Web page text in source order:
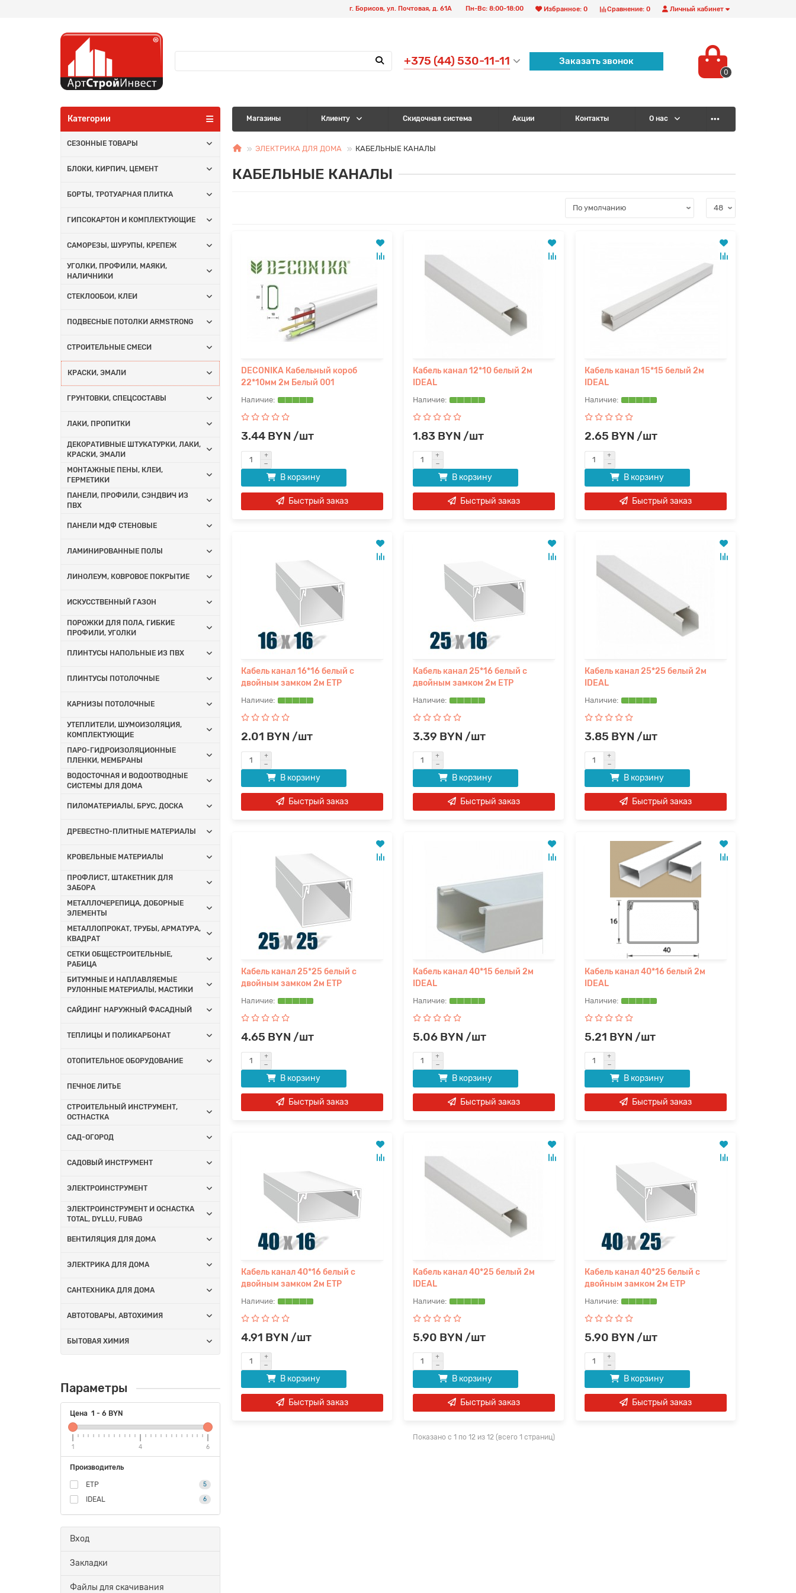
Личный кабинет
Сравнение: 0
Избранное: 0
г. Борисов, ул. Почтовая, д. 61А Пн-Вс: 8:00-18:00
+375 (44) 530-11-11 Заказать звонок
0
Категории
СЕЗОННЫЕ ТОВАРЫ
БЛОКИ, КИРПИЧ, ЦЕМЕНТ
БОРТЫ, ТРОТУАРНАЯ ПЛИТКА
ГИПСОКАРТОН И КОМПЛЕКТУЮЩИЕ
САМОРЕЗЫ, ШУРУПЫ, КРЕПЕЖ
УГОЛКИ, ПРОФИЛИ, МАЯКИ,
НАЛИЧНИКИ
СТЕКЛООБОИ, КЛЕИ
ПОДВЕСНЫЕ ПОТОЛКИ ARMSTRONG
СТРОИТЕЛЬНЫЕ СМЕСИ
КРАСКИ, ЭМАЛИ
ГРУНТОВКИ, СПЕЦСОСТАВЫ
ЛАКИ, ПРОПИТКИ
ДЕКОРАТИВНЫЕ ШТУКАТУРКИ, ЛАКИ,
КРАСКИ, ЭМАЛИ
МОНТАЖНЫЕ ПЕНЫ, КЛЕИ,
ГЕРМЕТИКИ
ПАНЕЛИ, ПРОФИЛИ, СЭНДВИЧ ИЗ
ПВХ
ПАНЕЛИ МДФ СТЕНОВЫЕ
ЛАМИНИРОВАННЫЕ ПОЛЫ
ЛИНОЛЕУМ, КОВРОВОЕ ПОКРЫТИЕ
ИСКУССТВЕННЫЙ ГАЗОН
ПОРОЖКИ ДЛЯ ПОЛА, ГИБКИЕ
ПРОФИЛИ, УГОЛКИ
ПЛИНТУСЫ НАПОЛЬНЫЕ ИЗ ПВХ
ПЛИНТУСЫ ПОТОЛОЧНЫЕ
КАРНИЗЫ ПОТОЛОЧНЫЕ
УТЕПЛИТЕЛИ, ШУМОИЗОЛЯЦИЯ,
КОМПЛЕКТУЮЩИЕ
ПАРО-ГИДРОИЗОЛЯЦИОННЫЕ
ПЛЕНКИ, МЕМБРАНЫ
ВОДОСТОЧНАЯ И ВОДООТВОДНЫЕ
СИСТЕМЫ ДЛЯ ДОМА
ПИЛОМАТЕРИАЛЫ, БРУС, ДОСКА
ДРЕВЕСТНО-ПЛИТНЫЕ МАТЕРИАЛЫ
КРОВЕЛЬНЫЕ МАТЕРИАЛЫ
ПРОФЛИСТ, ШТАКЕТНИК ДЛЯ
ЗАБОРА
МЕТАЛЛОЧЕРЕПИЦА, ДОБОРНЫЕ
ЭЛЕМЕНТЫ
МЕТАЛЛОПРОКАТ, ТРУБЫ, АРМАТУРА,
КВАДРАТ
СЕТКИ ОБЩЕСТРОИТЕЛЬНЫЕ,
РАБИЦА
БИТУМНЫЕ И НАПЛАВЛЯЕМЫЕ
РУЛОННЫЕ МАТЕРИАЛЫ, МАСТИКИ
САЙДИНГ НАРУЖНЫЙ ФАСАДНЫЙ
ТЕПЛИЦЫ И ПОЛИКАРБОНАТ
ОТОПИТЕЛЬНОЕ ОБОРУДОВАНИЕ
ПЕЧНОЕ ЛИТЬЕ
СТРОИТЕЛЬНЫЙ ИНСТРУМЕНТ,
ОСТНАСТКА
САД-ОГОРОД
САДОВЫЙ ИНСТРУМЕНТ
ЭЛЕКТРОИНСТРУМЕНТ
ЭЛЕКТРОИНСТРУМЕНТ И ОСНАСТКА
TOTAL, DYLLU, FUBAG
ВЕНТИЛЯЦИЯ ДЛЯ ДОМА
ЭЛЕКТРИКА ДЛЯ ДОМА
САНТЕХНИКА ДЛЯ ДОМА
АВТОТОВАРЫ, АВТОХИМИЯ
БЫТОВАЯ ХИМИЯ
Магазины Клиенту Скидочная система Акции Контакты О нас
ЭЛЕКТРИКА ДЛЯ ДОМА КАБЕЛЬНЫЕ КАНАЛЫ
Параметры
Цена 1 - 6 BYN
1 4 6
Производитель
ETP 5
IDEAL 6
Вход
Закладки
Файлы для скачивания
КАБЕЛЬНЫЕ КАНАЛЫ
DECONIKA Кабельный короб
22*10мм 2м Белый 001
3.44 BYN /шт
В корзину
Быстрый заказ
Кабель канал 12*10 белый 2м
IDEAL
1.83 BYN /шт
В корзину
Быстрый заказ
Кабель канал 15*15 белый 2м
IDEAL
2.65 BYN /шт
В корзину
Быстрый заказ
Кабель канал 16*16 белый с
двойным замком 2м ETP
2.01 BYN /шт
В корзину
Быстрый заказ
Кабель канал 25*16 белый с
двойным замком 2м ETP
3.39 BYN /шт
В корзину
Быстрый заказ
Кабель канал 25*25 белый 2м
IDEAL
3.85 BYN /шт
В корзину
Быстрый заказ
Кабель канал 25*25 белый с
двойным замком 2м ETP
4.65 BYN /шт
В корзину
Быстрый заказ
Кабель канал 40*15 белый 2м
IDEAL
5.06 BYN /шт
В корзину
Быстрый заказ
Кабель канал 40*16 белый 2м
IDEAL
5.21 BYN /шт
В корзину
Быстрый заказ
Кабель канал 40*16 белый с
двойным замком 2м ETP
4.91 BYN /шт
В корзину
Быстрый заказ
Кабель канал 40*25 белый 2м
IDEAL
5.90 BYN /шт
В корзину
Быстрый заказ
Кабель канал 40*25 белый с
двойным замком 2м ETP
5.90 BYN /шт
В корзину
Быстрый заказ
Показано с 1 по 12 из 12 (всего 1 страниц)